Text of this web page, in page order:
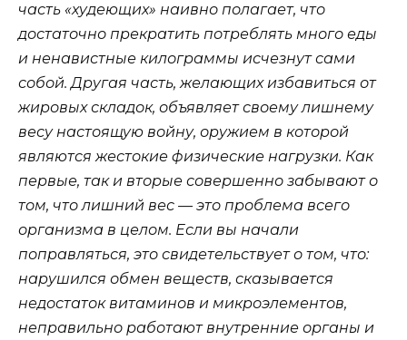
часть «худеющих» наивно полагает, что
достаточно прекратить потреблять много еды
и ненавистные килограммы исчезнут сами
собой. Другая часть, желающих избавиться от
жировых складок, объявляет своему лишнему
весу настоящую войну, оружием в которой
являются жестокие физические нагрузки. Как
первые, так и вторые совершенно забывают о
том, что лишний вес — это проблема всего
организма в целом. Если вы начали
поправляться, это свидетельствует о том, что:
нарушился обмен веществ, сказывается
недостаток витаминов и микроэлементов,
неправильно работают внутренние органы и